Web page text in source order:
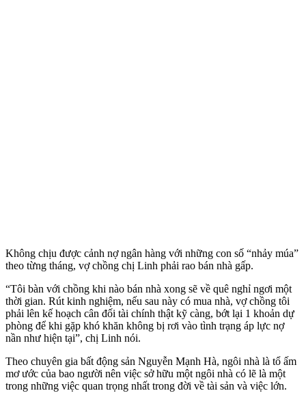
Không chịu được cảnh nợ ngân hàng với những con số “nhảy múa”
theo từng tháng, vợ chồng chị Linh phải rao bán nhà gấp.
“Tôi bàn với chồng khi nào bán nhà xong sẽ về quê nghỉ ngơi một
thời gian. Rút kinh nghiệm, nếu sau này có mua nhà, vợ chồng tôi
phải lên kế hoạch cân đối tài chính thật kỹ càng, bớt lại 1 khoản dự
phòng để khi gặp khó khăn không bị rơi vào tình trạng áp lực nợ
nần như hiện tại”, chị Linh nói.
Theo chuyên gia bất động sản Nguyễn Mạnh Hà, ngôi nhà là tổ ấm
mơ ước của bao người nên việc sở hữu một ngôi nhà có lẽ là một
trong những việc quan trọng nhất trong đời về tài sản và việc lớn.